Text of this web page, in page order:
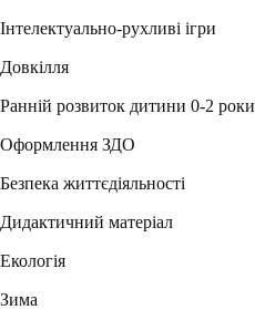
Інтелектуально-рухливі ігри
Довкілля
Ранній розвиток дитини 0-2 роки
Оформлення ЗДО
Безпека життєдіяльності
Дидактичний матеріал
Екологія
Зима